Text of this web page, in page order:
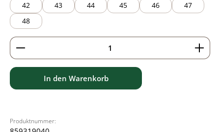
42
43 44 45 46
47
48
Produkt Anzahl: Gib den gewünschten Wert ein
In den Warenkorb
Produktnummer: